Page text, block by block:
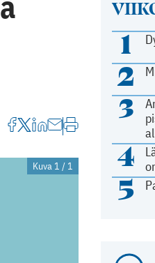
1
2
3
4
5
Kuva 1 / 1